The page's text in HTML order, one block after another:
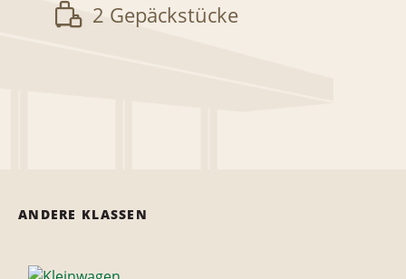
2 Gepäckstücke
ANDERE KLASSEN